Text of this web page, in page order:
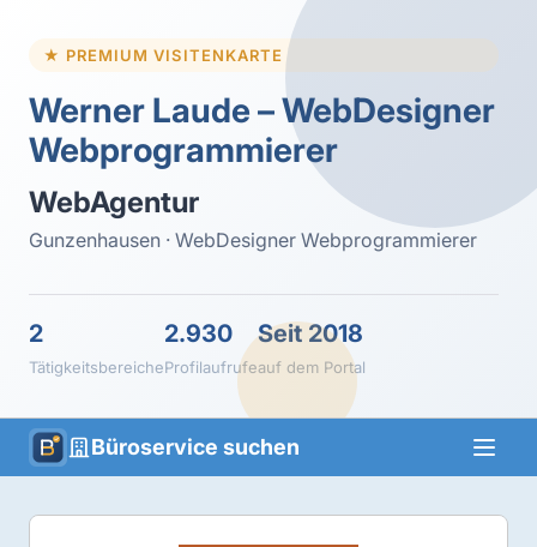
★ PREMIUM VISITENKARTE
Werner Laude – WebDesigner
Webprogrammierer
WebAgentur
Gunzenhausen · WebDesigner Webprogrammierer
2
Tätigkeitsbereiche
2.930
Profilaufrufe
Seit 2018
auf dem Portal
Büroservice suchen